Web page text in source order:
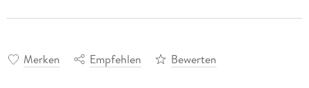
Merken Empfehlen Bewerten